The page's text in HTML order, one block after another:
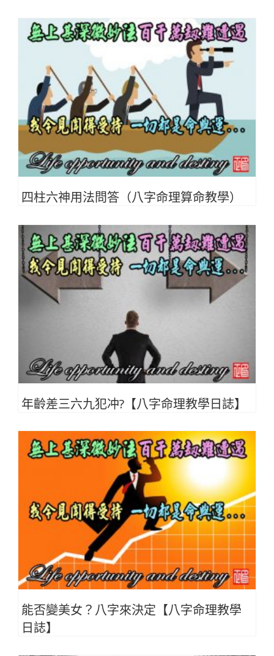
四柱六神用法問答（八字命理算命教學）
年齡差三六九犯冲?【八字命理教學日誌】
能否變美女？八字來決定【八字命理教學
日誌】